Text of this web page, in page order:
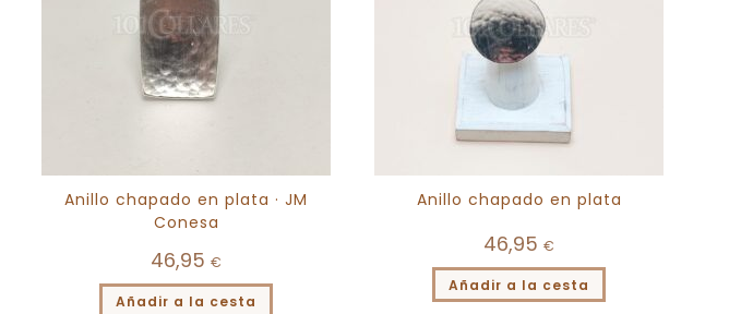
Anillo chapado en plata · JM
Conesa
46,95 €
Añadir a la cesta
Anillo chapado en plata
46,95 €
Añadir a la cesta